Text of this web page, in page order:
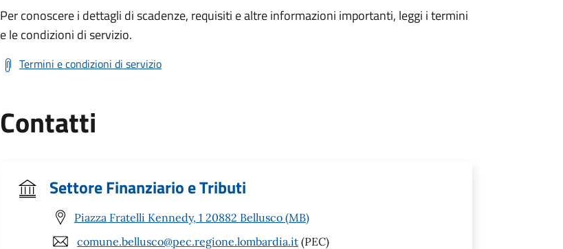
Per conoscere i dettagli di scadenze, requisiti e altre informazioni importanti, leggi i termini
e le condizioni di servizio.
Termini e condizioni di servizio
Contatti
Settore Finanziario e Tributi
Piazza Fratelli Kennedy, 1 20882 Bellusco (MB)
comune.bellusco@pec.regione.lombardia.it (PEC)